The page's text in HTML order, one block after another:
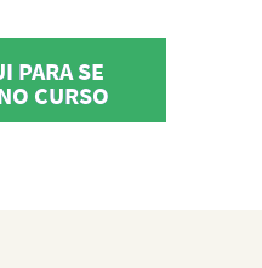
PARA SE
CURSO